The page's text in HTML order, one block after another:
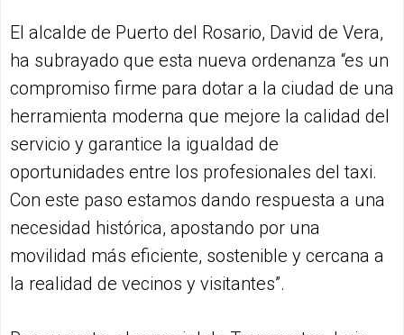
El alcalde de Puerto del Rosario, David de Vera,
ha subrayado que esta nueva ordenanza “es un
compromiso firme para dotar a la ciudad de una
herramienta moderna que mejore la calidad del
servicio y garantice la igualdad de
oportunidades entre los profesionales del taxi.
Con este paso estamos dando respuesta a una
necesidad histórica, apostando por una
movilidad más eficiente, sostenible y cercana a
la realidad de vecinos y visitantes”.